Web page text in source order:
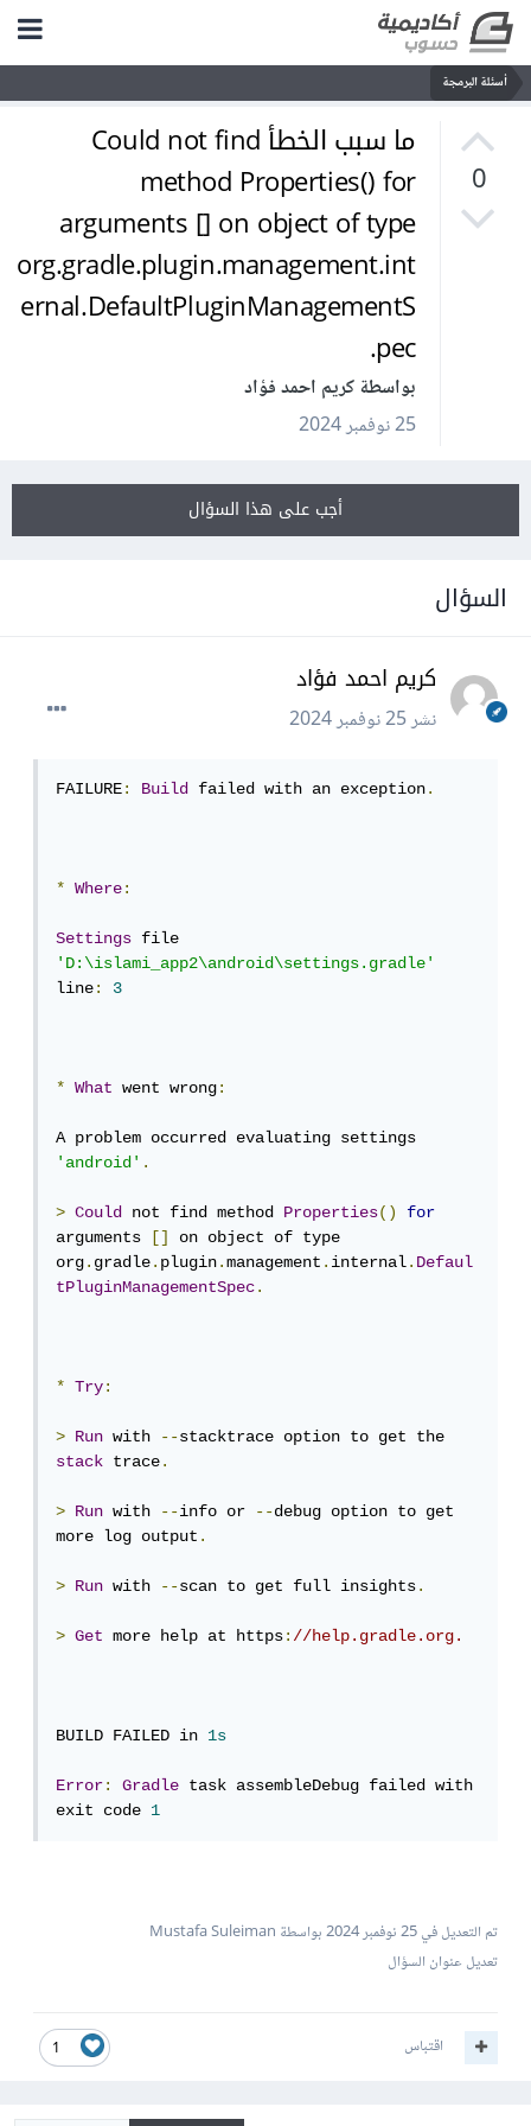
أسئلة البرمجة
0
ما سبب الخطأ Could not find
method Properties() for
arguments [] on object of type
org.gradle.plugin.management.int
ernal.DefaultPluginManagementS
pec.
بواسطة كريم احمد فؤاد
25 نوفمبر 2024
أجب على هذا السؤال
السؤال
كريم احمد فؤاد
نشر25 نوفمبر 2024
FAILURE: Build failed with an exception.
* Where:
Settings
'D:\islami_app2\android\settings.gradle'
line: 3
* What went wrong:
'android'.
> Could not find method Properties()
for
arguments []
on object of type
org.gradle.plugin.management.internal.Defaul
tPluginManagementSpec.
* Try:
> Run with --
stack trace.
> Run with --info or --debug option to get
more log output.
> Run with --scan to get full insights.
> Get more help at https://help.gradle.org.
BUILD FAILED in 1s
Error: Gradle task assembleDebug failed with
exit code 1
تم التعديل في25 نوفمبر 2024
بواسطة Mustafa Suleiman
تعديل عنوان السؤال
1 اقتباس